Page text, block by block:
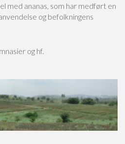
med ananas, som har medført en
og befolkningens
og hf.